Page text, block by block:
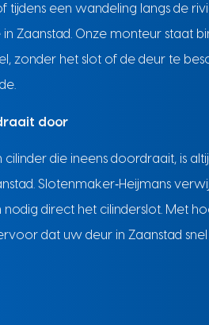
een wandeling langs de
Zaanstad. Onze monteur staat
zonder het slot of de deur te
door
die ineens doordraait, is
Slotenmaker‑Heijmans
direct het cilinderslot. Met
dat uw deur in Zaanstad